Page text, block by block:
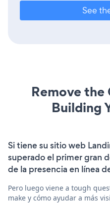
See
Remove the
Building
Si tiene su sitio web
superado el primer gran
de la presencia en línea
Pero luego viene a tough
make y cómo ayudar a más